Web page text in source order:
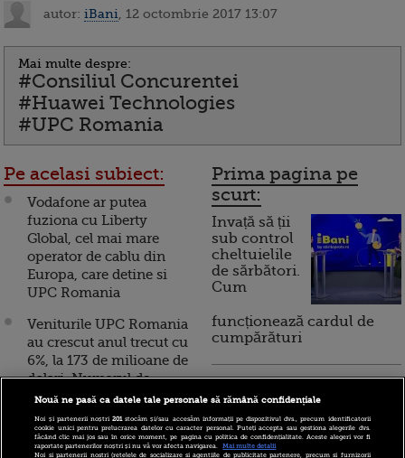
autor: iBani , 12 octombrie 2017 13:07
Mai multe despre:
#Consiliul Concurentei
#Huawei Technologies
#UPC Romania
Pe acelasi subiect:
Vodafone ar putea
fuziona cu Liberty
Global, cel mai mare
operator de cablu din
Europa, care detine si
UPC Romania
Veniturile UPC Romania
au crescut anul trecut cu
6%, la 173 de milioane de
dolari. Numarul de
clienti pe segmentul
video a scazut
Veniturile UPC Romania
Prima pagina pe
scurt:
Invață să ții
sub control
cheltuielile
de sărbători.
Cum
funcționează cardul de
cumpărături
TV de informații
economice și educație
financiară, a devenit iBani
Nouă ne pasă ca datele tale personale să rămână confidențiale
Noi și partenerii noștri201stocăm și/sau accesăm informații pe dispozitivul dvs., precum identificatorii
cookie unici pentru prelucrarea datelor cu caracter personal. Puteți accepta sau gestiona alegerile dvs.
făcând clic mai jos sau în orice moment, pe pagina cu politica de confidențialitate. Aceste alegeri vor fi
raportate partenerilor noștri și nu vă vor afecta navigarea.
Mai multe detalii
Noi si partenerii nostri (retelele de socializare si agentiile de publicitate partenere, precum si furnizorii